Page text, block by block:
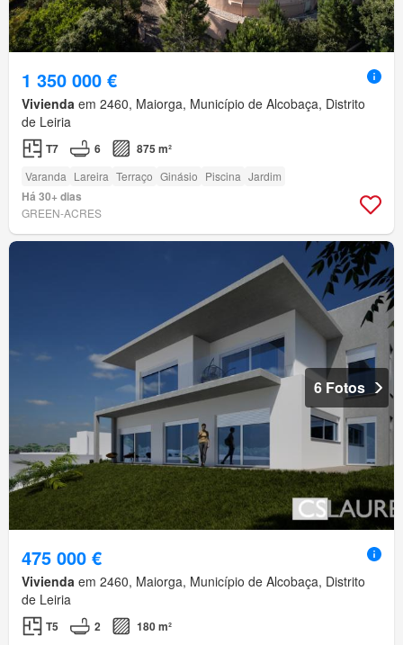
1 350 000 €
Vivienda em 2460, Maiorga, Município de Alcobaça, Distrito
de Leiria
T7 6 875 m²
Varanda Lareira Terraço Ginásio Piscina Jardim
Há 30+ dias
GREEN-ACRES
6 Fotos
475 000 €
Vivienda em 2460, Maiorga, Município de Alcobaça, Distrito
de Leiria
T5 2
180 m²